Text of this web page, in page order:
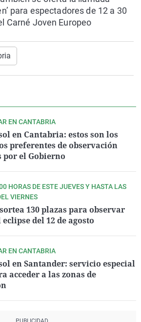
para espectadores de 12 a 30
Carné Joven Europeo
EN CANTABRIA
en Cantabria: estos son los
preferentes de observación
por el Gobierno
HORAS DE ESTE JUEVES Y HASTA LAS
VIERNES
130 plazas para observar
del 12 de agosto
EN CANTABRIA
en Santander: servicio especial
acceder a las zonas de